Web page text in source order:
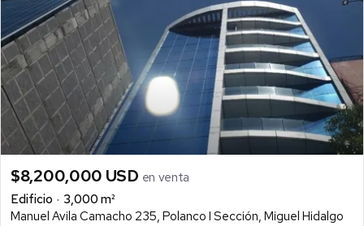
$8,200,000 USD en venta
Edificio
3,000 m²
Manuel Avila Camacho 235, Polanco I Sección, Miguel Hidalgo